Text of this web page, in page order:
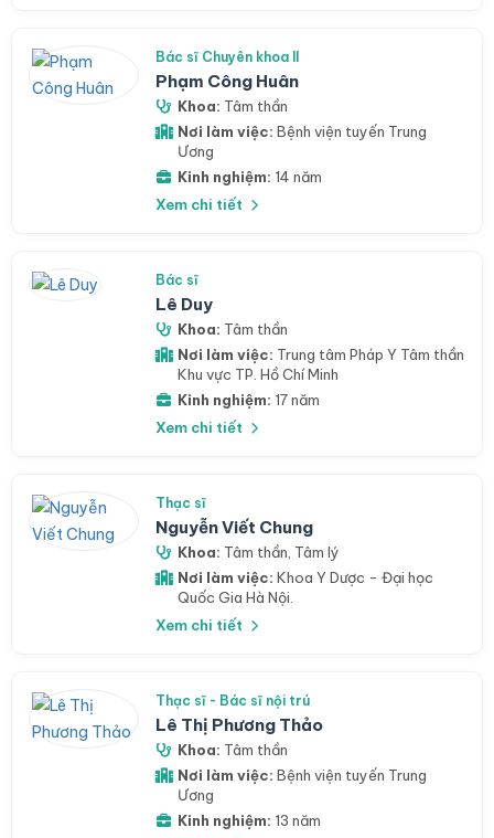
Bác sĩ Chuyên khoa II
Phạm Công Huân
Khoa: Tâm thần
Nơi làm việc: Bệnh viện tuyến Trung
Ương
Kinh nghiệm: 14 năm
Xem chi tiết
Bác sĩ
Lê Duy
Khoa: Tâm thần
Nơi làm việc: Trung tâm Pháp Y Tâm thần
Khu vực TP. Hồ Chí Minh
Kinh nghiệm: 17 năm
Xem chi tiết
Thạc sĩ
Nguyễn Viết Chung
Khoa: Tâm thần Tâm lý
Nơi làm việc: Khoa Y Dược - Đại học
Quốc Gia Hà Nội.
Xem chi tiết
Thạc sĩ - Bác sĩ nội trú
Lê Thị Phương Thảo
Khoa: Tâm thần
Nơi làm việc: Bệnh viện tuyến Trung
Ương
Kinh nghiệm: 13 năm